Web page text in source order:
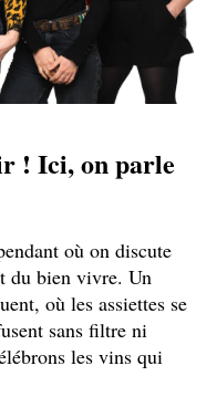
! Ici, on parle
où on discute
du bien vivre. Un
où les assiettes se
sans filtre ni
les vins qui